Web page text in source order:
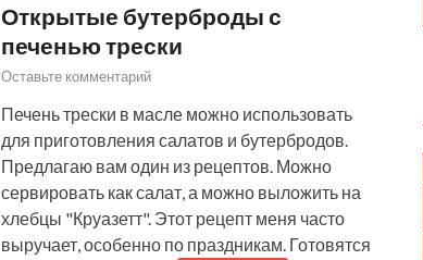
Открытые бутерброды с
печенью трески
Оставьте комментарий
Печень трески в масле можно использовать
для приготовления салатов и бутербродов.
Предлагаю вам один из рецептов. Можно
сервировать как салат, а можно выложить на
хлебцы "Круазетт". Этот рецепт меня часто
выручает, особенно по праздникам. Готовятся